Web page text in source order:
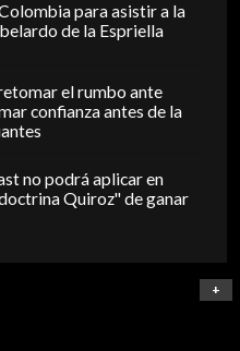
para asistir a la
de la Espriella
el rumbo ante
confianza antes de la
no podrá aplicar en
Quiroz" de ganar
+